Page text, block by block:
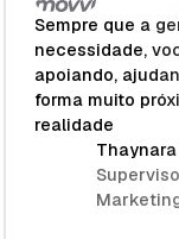
Sempre que a
necessidade,
apoiando,
forma muito
realidade